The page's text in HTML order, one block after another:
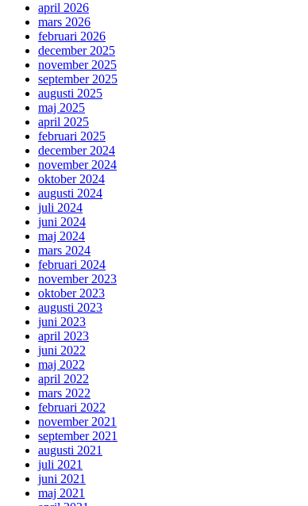
april 2026
mars 2026
februari 2026
december 2025
november 2025
september 2025
augusti 2025
maj 2025
april 2025
februari 2025
december 2024
november 2024
oktober 2024
augusti 2024
juli 2024
juni 2024
maj 2024
mars 2024
februari 2024
november 2023
oktober 2023
augusti 2023
juni 2023
april 2023
juni 2022
maj 2022
april 2022
mars 2022
februari 2022
november 2021
september 2021
augusti 2021
juli 2021
juni 2021
maj 2021